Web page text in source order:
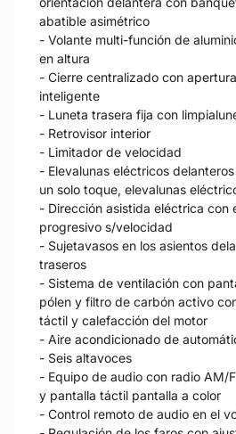
abatible asimétrico
- Volante multi-función de
en altura
- Cierre centralizado con
inteligente
- Luneta trasera fija con
- Retrovisor interior
- Limitador de velocidad
- Elevalunas eléctricos
un solo toque, elevalunas
- Dirección asistida eléctrica con
progresivo s/velocidad
- Sujetavasos en los asientos
traseros
- Sistema de ventilación con
pólen y filtro de carbón activo
táctil y calefacción del motor
- Aire acondicionado de
- Seis altavoces
- Equipo de audio con radio AM/
y pantalla táctil pantalla a color
- Control remoto de audio en el